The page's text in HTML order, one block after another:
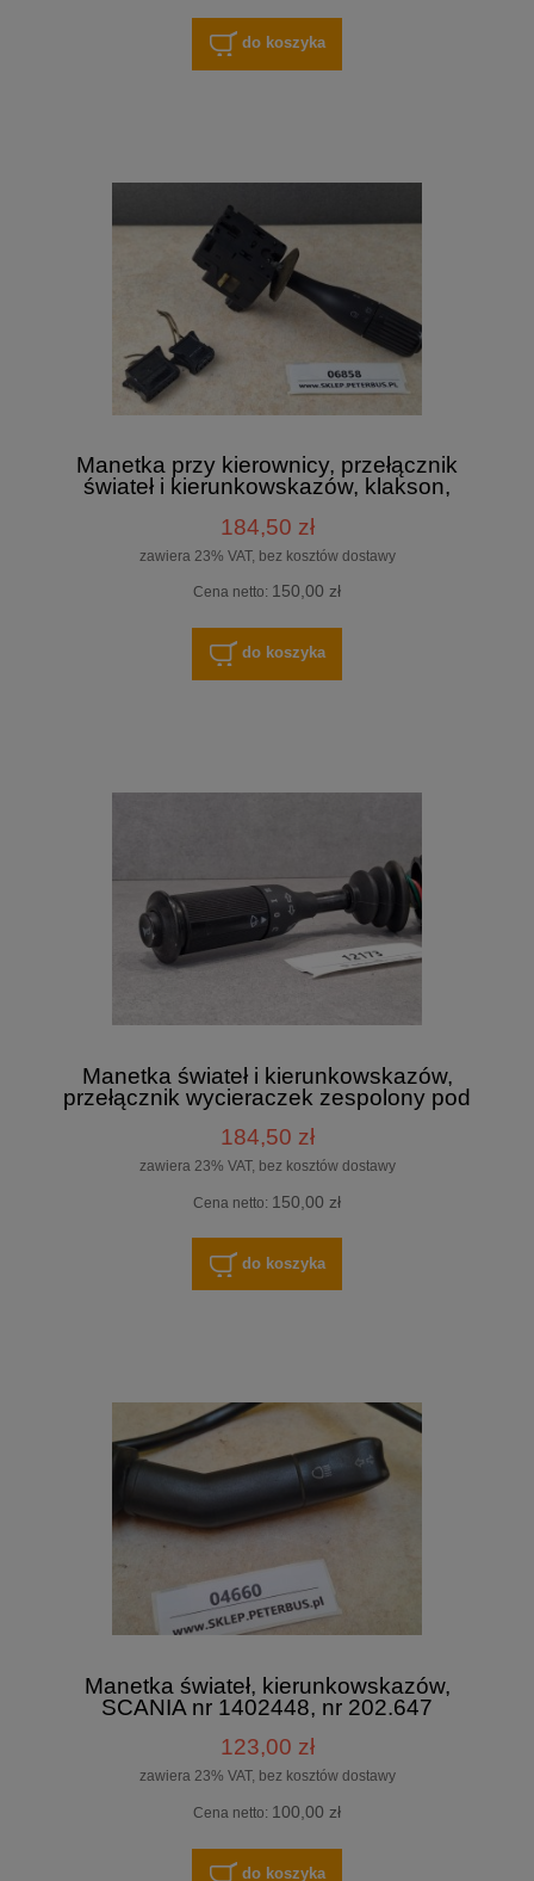
do koszyka
Manetka przy kierownicy, przełącznik
świateł i kierunkowskazów, klakson,
184,50 zł
zawiera 23% VAT, bez kosztów dostawy
Cena netto: 150,00 zł
do koszyka
Manetka świateł i kierunkowskazów,
przełącznik wycieraczek zespolony pod
kierownicą Autosan Ramzes, Pnaumatics
JEL-CS-001, DE70 0920 - oryginał
184,50 zł
zawiera 23% VAT, bez kosztów dostawy
Cena netto: 150,00 zł
do koszyka
Manetka świateł, kierunkowskazów,
SCANIA nr 1402448, nr 202.647
123,00 zł
zawiera 23% VAT, bez kosztów dostawy
Cena netto: 100,00 zł
do koszyka